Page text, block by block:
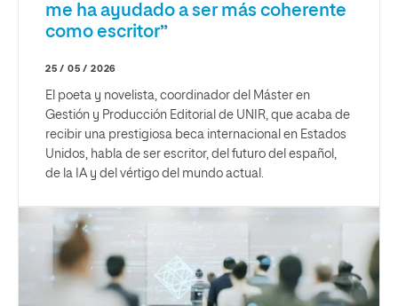
me ha ayudado a ser más coherente
como escritor”
25 / 05 / 2026
El poeta y novelista, coordinador del Máster en
Gestión y Producción Editorial de UNIR, que acaba de
recibir una prestigiosa beca internacional en Estados
Unidos, habla de ser escritor, del futuro del español,
de la IA y del vértigo del mundo actual.